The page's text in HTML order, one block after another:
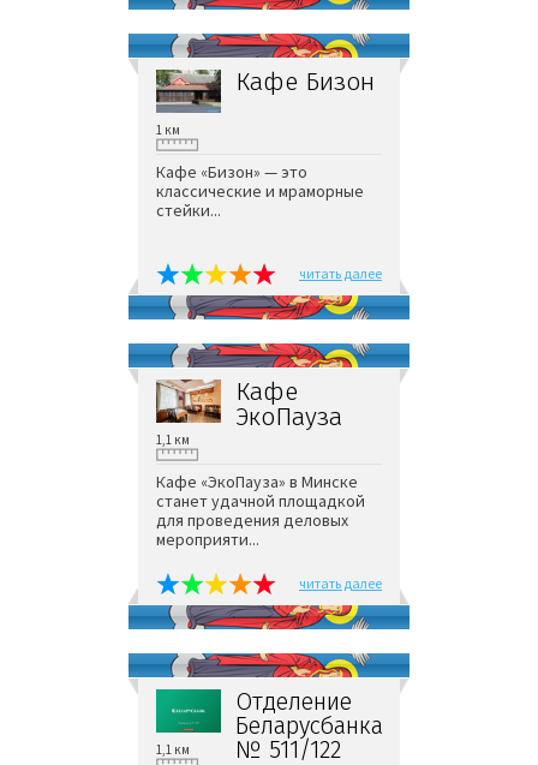
Кафе Бизон
1 км
Кафе «Бизон» — это
классические и мраморные
стейки...
читать далее
Кафе
ЭкоПауза
1,1 км
Кафе «ЭкоПауза» в Минске
станет удачной площадкой
для проведения деловых
мероприяти...
читать далее
Отделение
Беларусбанка
№ 511/122
1,1 км